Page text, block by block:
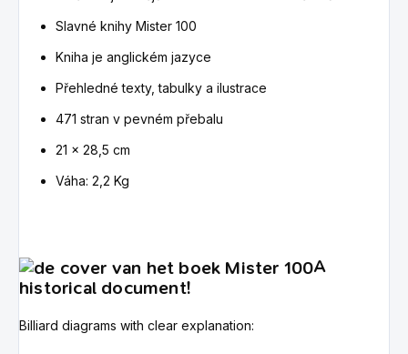
Slavné knihy Mister 100
Kniha je anglickém jazyce
Přehledné texty, tabulky a ilustrace
471 stran v pevném přebalu
21 x 28,5 cm
Váha: 2,2 Kg
A
historical document!
Billiard diagrams with clear explanation: